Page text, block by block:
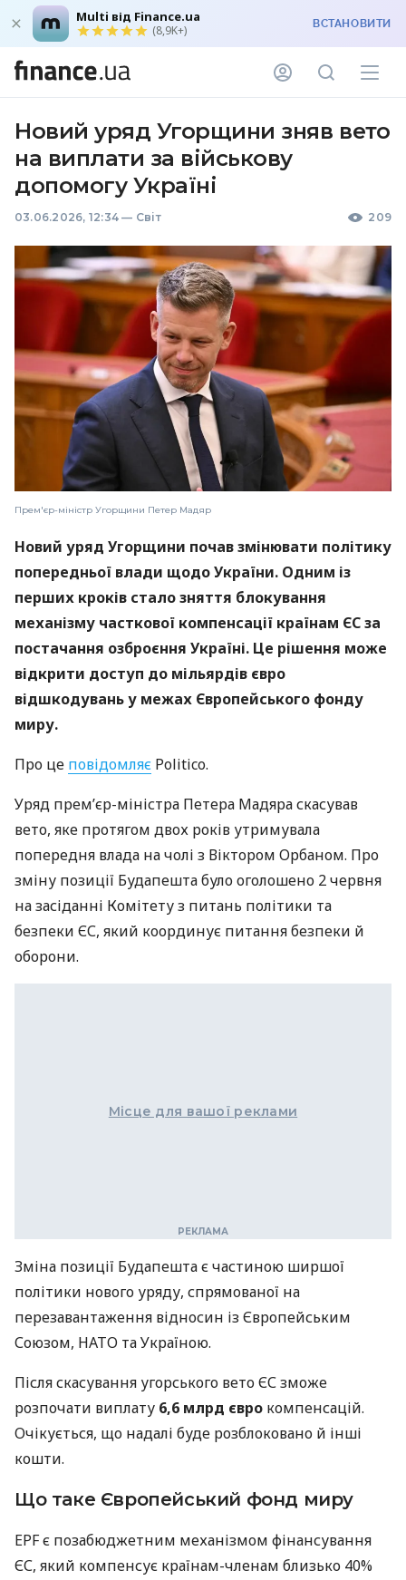
Multi від Finance.ua
(8,9K+) ВСТАНОВИТИ
Новий уряд Угорщини зняв вето
на виплати за військову
допомогу Україні
03.06.2026, 12:34 — Світ 209
Прем'єр-міністр Угорщини Петер Мадяр
Новий уряд Угорщини почав змінювати політику
попередньої влади щодо України. Одним із
перших кроків стало зняття блокування
механізму часткової компенсації країнам ЄС за
постачання озброєння Україні. Це рішення може
відкрити доступ до мільярдів євро
відшкодувань у межах Європейського фонду
миру.
Про це повідомляє Politico.
Уряд прем’єр-міністра Петера Мадяра скасував
вето, яке протягом двох років утримувала
попередня влада на чолі з Віктором Орбаном. Про
зміну позиції Будапешта було оголошено 2 червня
на засіданні Комітету з питань політики та
безпеки ЄС, який координує питання безпеки й
оборони.
Місце для вашої реклами
Зміна позиції Будапешта є частиною ширшої
політики нового уряду, спрямованої на
перезавантаження відносин із Європейським
Союзом, НАТО та Україною.
Після скасування угорського вето ЄС зможе
розпочати виплату 6,6 млрд євро компенсацій.
Очікується, що надалі буде розблоковано й інші
кошти.
Що таке Європейський фонд миру
EPF є позабюджетним механізмом фінансування
ЄС, який компенсує країнам-членам близько 40%